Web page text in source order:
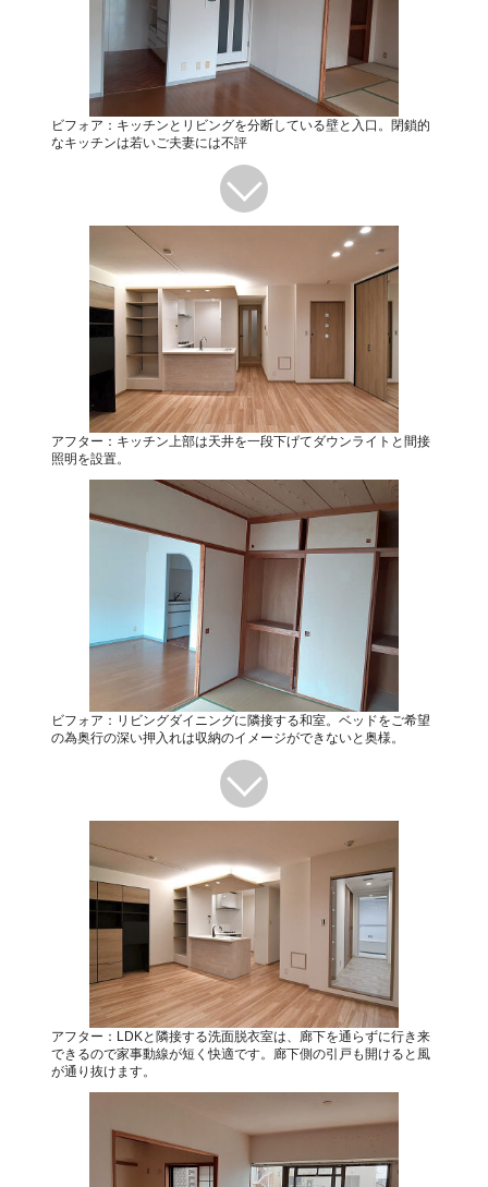
ビフォア：キッチンとリビングを分断している壁と入口。閉鎖的
なキッチンは若いご夫妻には不評
アフター：キッチン上部は天井を一段下げてダウンライトと間接
照明を設置。
ビフォア：リビングダイニングに隣接する和室。ベッドをご希望
の為奥行の深い押入れは収納のイメージができないと奥様。
アフター：LDKと隣接する洗面脱衣室は、廊下を通らずに行き来
できるので家事動線が短く快適です。廊下側の引戸も開けると風
が通り抜けます。